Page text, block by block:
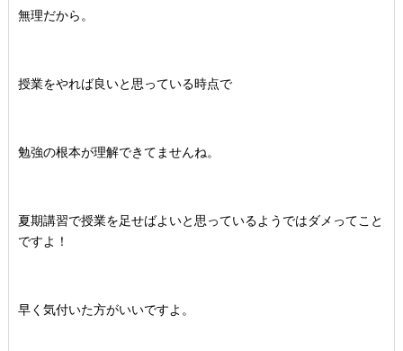
無理だから。
授業をやれば良いと思っている時点で
勉強の根本が理解できてませんね。
夏期講習で授業を足せばよいと思っているようではダメってこと
ですよ！
早く気付いた方がいいですよ。